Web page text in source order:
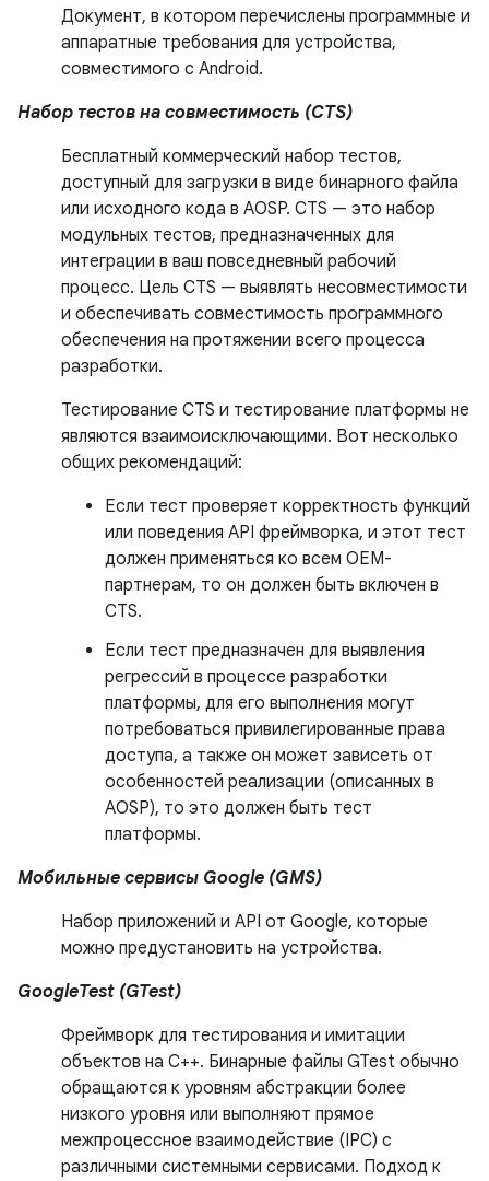
Документ, в котором перечислены программные и
аппаратные требования для устройства,
совместимого с Android.
Набор тестов на совместимость (CTS)
Бесплатный коммерческий набор тестов,
доступный для загрузки в виде бинарного файла
или исходного кода в AOSP. CTS — это набор
модульных тестов, предназначенных для
интеграции в ваш повседневный рабочий
процесс. Цель CTS — выявлять несовместимости
и обеспечивать совместимость программного
обеспечения на протяжении всего процесса
разработки.
Тестирование CTS и тестирование платформы не
являются взаимоисключающими. Вот несколько
общих рекомендаций:
Если тест проверяет корректность функций
или поведения API фреймворка, и этот тест
должен применяться ко всем OEM-
партнерам, то он должен быть включен в
CTS.
Если тест предназначен для выявления
регрессий в процессе разработки
платформы, для его выполнения могут
потребоваться привилегированные права
доступа, а также он может зависеть от
особенностей реализации (описанных в
AOSP), то это должен быть тест
платформы.
Мобильные сервисы Google (GMS)
Набор приложений и API от Google, которые
можно предустановить на устройства.
GoogleTest (GTest)
Фреймворк для тестирования и имитации
объектов на C++. Бинарные файлы GTest обычно
обращаются к уровням абстракции более
низкого уровня или выполняют прямое
межпроцессное взаимодействие (IPC) с
различными системными сервисами. Подход к